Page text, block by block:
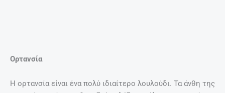
Ορτανσία
Η ορτανσία είναι ένα πολύ ιδιαίτερο λουλούδι. Τα άνθη της